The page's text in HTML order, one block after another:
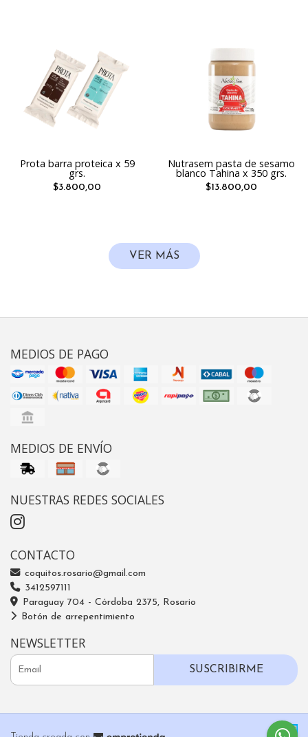
Prota barra proteica x 59
grs.
$3.800,00
Nutrasem pasta de sesamo
blanco Tahina x 350 grs.
$13.800,00
VER MÁS
MEDIOS DE PAGO
MEDIOS DE ENVÍO
NUESTRAS REDES SOCIALES
CONTACTO
coquitos.rosario@gmail.com
3412597111
Paraguay 704 - Córdoba 2375, Rosario
Botón de arrepentimiento
NEWSLETTER
SUSCRIBIRME